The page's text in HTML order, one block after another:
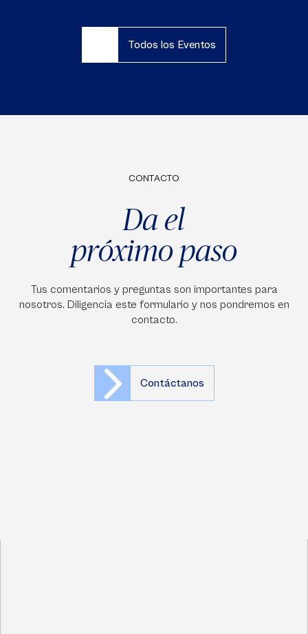
Todos los Eventos
CONTACTO
Da el
próximo paso
Tus comentarios y preguntas son importantes para
nosotros. Diligencia este formulario y nos pondremos en
contacto.
Contáctanos